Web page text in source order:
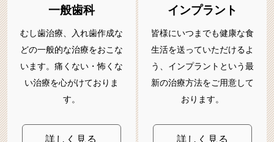
一般歯科
むし歯治療、入れ歯作成な
どの一般的な治療をおこな
います。痛くない・怖くな
い治療を心がけておりま
す。
詳しく見る
インプラント
皆様にいつまでも健康な食
生活を送っていただけるよ
う、インプラントという最
新の治療方法をご用意して
おります。
詳しく見る